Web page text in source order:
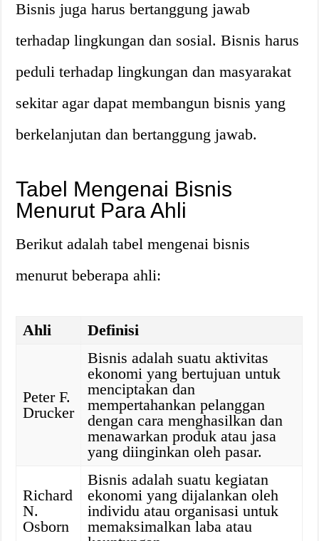
Bisnis juga harus bertanggung jawab
terhadap lingkungan dan sosial. Bisnis harus
peduli terhadap lingkungan dan masyarakat
sekitar agar dapat membangun bisnis yang
berkelanjutan dan bertanggung jawab.
Tabel Mengenai Bisnis
Menurut Para Ahli
Berikut adalah tabel mengenai bisnis
menurut beberapa ahli:
Ahli Definisi
Peter F.
Drucker
Bisnis adalah suatu aktivitas
ekonomi yang bertujuan untuk
menciptakan dan
mempertahankan pelanggan
dengan cara menghasilkan dan
menawarkan produk atau jasa
yang diinginkan oleh pasar.
Richard
N.
Osborn
Bisnis adalah suatu kegiatan
ekonomi yang dijalankan oleh
individu atau organisasi untuk
memaksimalkan laba atau